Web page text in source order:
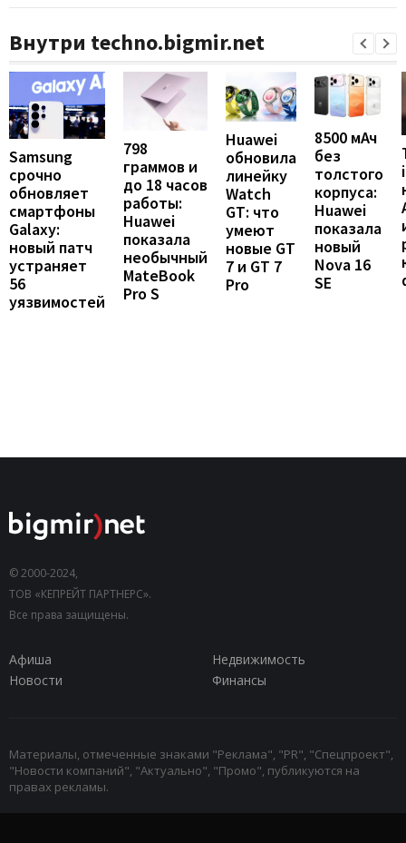
Внутри techno.bigmir.net
Samsung
срочно
обновляет
смартфоны
Galaxy:
новый патч
устраняет
56
уязвимостей
798
граммов и
до 18 часов
работы:
Huawei
показала
необычный
MateBook
Pro S
Huawei
обновила
линейку
Watch
GT: что
умеют
новые GT
7 и GT 7
Pro
8500 мАч
без
толстого
корпуса:
Huawei
показала
новый
Nova 16
SE
© 2000-2024,
ТОВ «КЕПРЕЙТ ПАРТНЕРС».
Все права защищены.
Афиша
Недвижимость
Новости
Финансы
Материалы, отмеченные знаками "Реклама", "PR", "Спецпроект",
"Новости компаний", "Актуально", "Промо", публикуются на
правах рекламы.